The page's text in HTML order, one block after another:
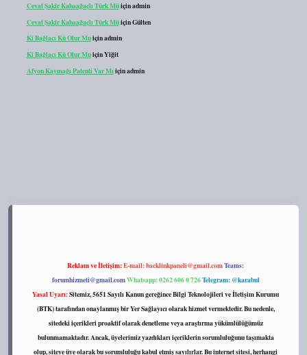
Cevat Şakir Kabaağaçlı Türk Müiçinadmin
Cevat Şakir Kabaağaçlı Türk MüiçinGülten
Ki Bağlacı Kü Olur Muiçinadmin
Ki Bağlacı Kü Olur MuiçinYiğit
Afyon Kaymağı Patenti Var Mı içinadmin
Reklam ve İletişim:E-mail:backlinkpaneli@gmail.comTeams:
forumhizmeti@gmail.comWhatsapp: 0262 606 0 726Telegram: @karabul
Yasal Uyarı:Sitemiz, 5651 Sayılı Kanun gereğince Bilgi Teknolojileri ve İletişim Kurumu
(BTK) tarafından onaylanmış bir Yer Sağlayıcı olarak hizmet vermektedir. Bu nedenle,
sitedeki içerikleri proaktif olarak denetleme veya araştırma yükümlülüğümüz
bulunmamaktadır. Ancak, üyelerimiz yazdıkları içeriklerin sorumluluğunu taşımakta
olup, siteye üye olarak bu sorumluluğu kabul etmiş sayılırlar. Bu internet sitesi, herhangi